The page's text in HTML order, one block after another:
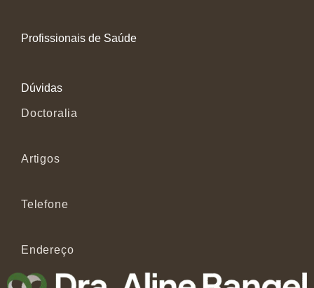
Profissionais de Saúde
Dúvidas
Doctoralia
Artigos
Telefone
Endereço